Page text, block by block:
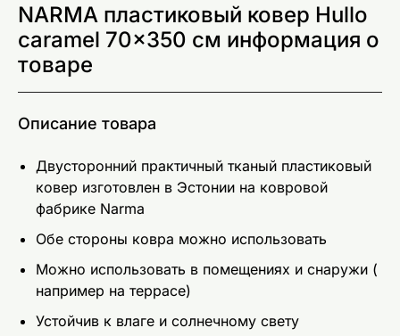
NARMA пластиковый ковер Hullo
caramel 70x350 см информация о
товаре
Описание товара
Двусторонний практичный тканый пластиковый
ковер изготовлен в Эстонии на ковровой
фабрике Narma
Обе стороны ковра можно использовать
Можно использовать в помещениях и снаружи (
например на террасе)
Устойчив к влаге и солнечному свету